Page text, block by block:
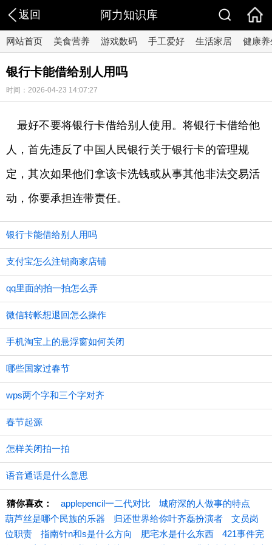
返回 阿力知识库
网站首页 美食营养 游戏数码 手工爱好 生活家居 健康养
银行卡能借给别人用吗
时间：2026-04-23 14:07:27
最好不要将银行卡借给别人使用。将银行卡借给他
人，首先违反了中国人民银行关于银行卡的管理规
定，其次如果他们拿该卡洗钱或从事其他非法交易活
动，你要承担连带责任。
银行卡能借给别人用吗
支付宝怎么注销商家店铺
qq里面的拍一拍怎么弄
微信转帐想退回怎么操作
手机淘宝上的悬浮窗如何关闭
哪些国家过春节
wps两个字和三个字对齐
春节起源
怎样关闭拍一拍
语音通话是什么意思
猜你喜欢： applepencil一二代对比
城府深的人做事的特点
葫芦丝是哪个民族的乐器
归还世界给你叶齐磊扮演者
文员岗
位职责
指南针n和s是什么方向 肥宅水是什么东西
421事件完